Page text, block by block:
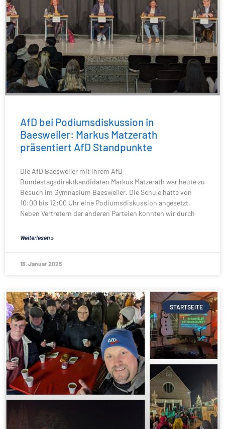
AfD bei Podiumsdiskussion in
Baesweiler: Markus Matzerath
präsentiert AfD Standpunkte
Die AfD Baesweiler mit ihrem AfD
Bundestagsdirektkandidaten Markus Matzerath war heute zu
Besuch im Gymnasium Baesweiler. Die Schule hatte von
10:00 bis 12:00 Uhr eine Podiumsdiskussion angesetzt.
Neben Vertretern der anderen Parteien konnten wir durch
Weiterlesen »
16. Januar 2025
STARTSEITE